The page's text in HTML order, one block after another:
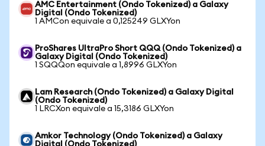
AMC Entertainment (Ondo Tokenized) a Galaxy
Digital (Ondo Tokenized)
1 AMCon equivale a 0,125249 GLXYon
ProShares UltraPro Short QQQ (Ondo Tokenized) a
Galaxy Digital (Ondo Tokenized)
1 SQQQon equivale a 1,8996 GLXYon
Lam Research (Ondo Tokenized) a Galaxy Digital
(Ondo Tokenized)
1 LRCXon equivale a 15,3186 GLXYon
Amkor Technology (Ondo Tokenized) a Galaxy
Digital (Ondo Tokenized)